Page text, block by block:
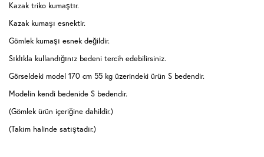
Kazak triko kumaştır.
Kazak kumaşı esnektir.
Gömlek kumaşı esnek değildir.
Sıklıkla kullandığınız bedeni tercih edebilirsiniz.
Görseldeki model 170 cm 55 kg üzerindeki ürün S bedendir.
Modelin kendi bedenide S bedendir.
(Gömlek ürün içeriğine dahildir.)
(Takım halinde satıştadır.)